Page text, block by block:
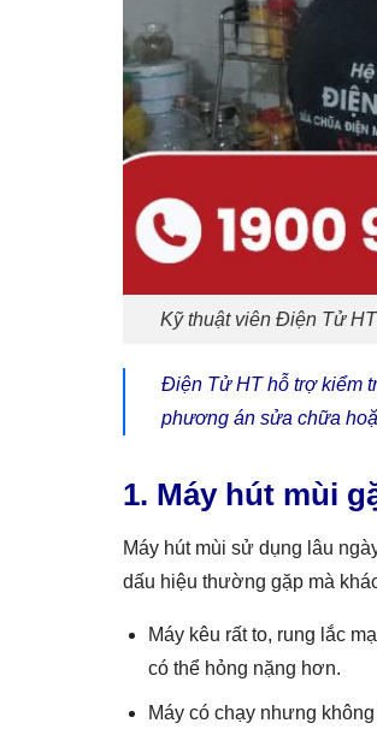
Kỹ thuật viên Điện Tử
Điện Tử HT hỗ trợ kiểm
phương án sửa chữa
1. Máy hút mùi
Máy hút mùi sử dụng lâu
dấu hiệu thường gặp mà
Máy kêu rất to, rung lắc
có thể hỏng nặng hơn.
Máy có chạy nhưng